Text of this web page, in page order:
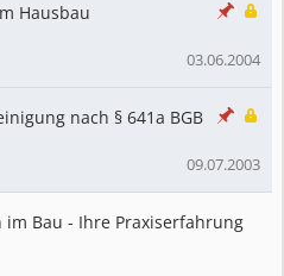
Hausbau
03.06.2004
nach § 641a BGB
09.07.2003
im Bau - Ihre Praxiserfahrung